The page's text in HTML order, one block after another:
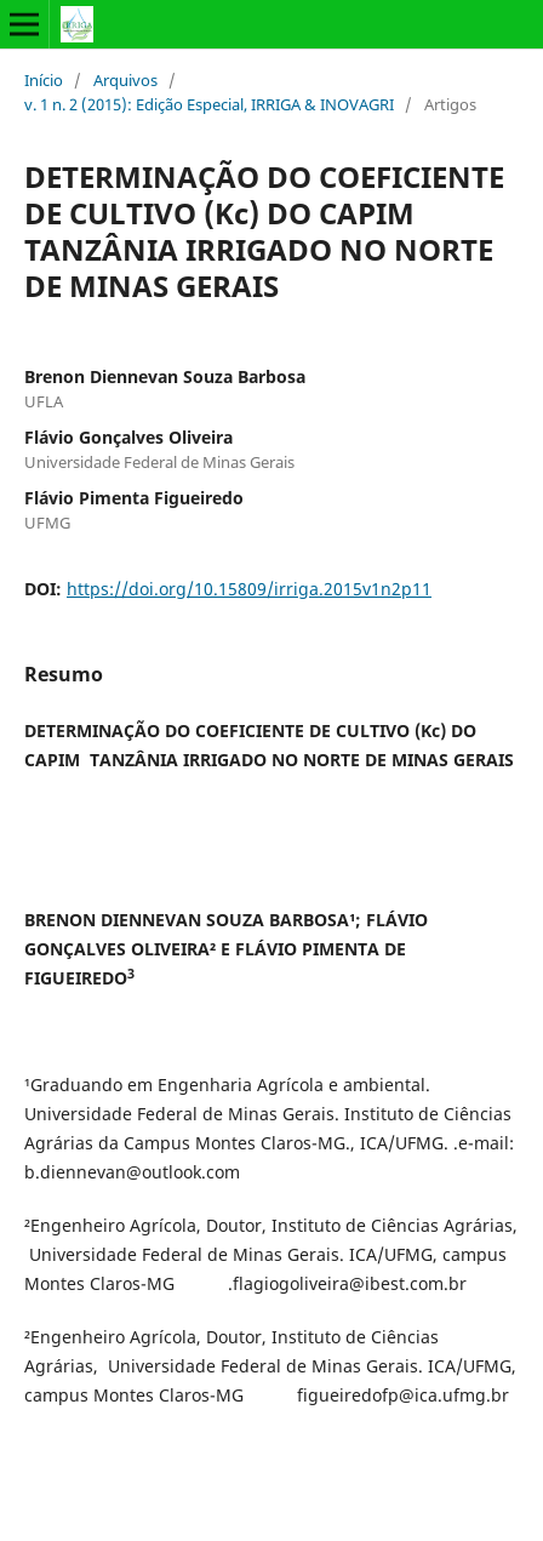
Início / Arquivos /
v. 1 n. 2 (2015): Edição Especial, IRRIGA & INOVAGRI / Artigos
DETERMINAÇÃO DO COEFICIENTE
DE CULTIVO (Kc) DO CAPIM
TANZÂNIA IRRIGADO NO NORTE
DE MINAS GERAIS
Brenon Diennevan Souza Barbosa
UFLA
Flávio Gonçalves Oliveira
Universidade Federal de Minas Gerais
Flávio Pimenta Figueiredo
UFMG
DOI: https://doi.org/10.15809/irriga.2015v1n2p11
Resumo
DETERMINAÇÃO DO COEFICIENTE DE CULTIVO (Kc) DO
CAPIM TANZÂNIA IRRIGADO NO NORTE DE MINAS GERAIS
BRENON DIENNEVAN SOUZA BARBOSA¹; FLÁVIO
GONÇALVES OLIVEIRA² E FLÁVIO PIMENTA DE
FIGUEIREDO3
¹Graduando em Engenharia Agrícola e ambiental.
Universidade Federal de Minas Gerais. Instituto de Ciências
Agrárias da Campus Montes Claros-MG., ICA/UFMG. .e-mail:
b.diennevan@outlook.com
²Engenheiro Agrícola, Doutor, Instituto de Ciências Agrárias,
Universidade Federal de Minas Gerais. ICA/UFMG, campus
Montes Claros-MG .flagiogoliveira@ibest.com.br
²Engenheiro Agrícola, Doutor, Instituto de Ciências
Agrárias, Universidade Federal de Minas Gerais. ICA/UFMG,
campus Montes Claros-MG figueiredofp@ica.ufmg.br